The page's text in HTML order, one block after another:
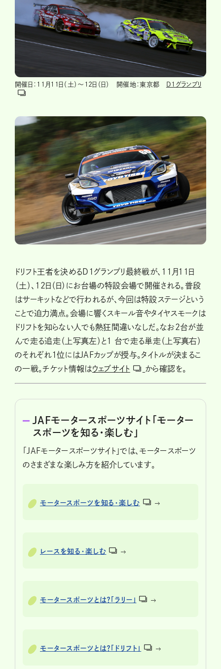
開催日：11月11日（土）～12日（日） 開催地：東京都 D1グランプリ
ドリフト王者を決めるD1グランプリ最終戦が、11月11日
（土）、12日（日）にお台場の特設会場で開催される。普段
はサーキットなどで行われるが、今回は特設ステージという
ことで迫力満点。会場に響くスキール音やタイヤスモークは
ドリフトを知らない人でも熱狂間違いなしだ。なお2台が並
んで走る追走（上写真左）と1 台で走る単走（上写真右）
のそれぞれ1位にはJAFカップが授与。タイトルが決まるこ
の一戦。チケット情報はウェブサイト から確認を。
JAFモータースポーツサイト「モーター
スポーツを知る・楽しむ」
「JAFモータースポーツサイト」では、モータースポーツ
のさまざまな楽しみ方を紹介しています。
モータースポーツを知る・楽しむ
レースを知る・楽しむ
モータースポーツとは？「ラリー」
モータースポーツとは？「ドリフト」